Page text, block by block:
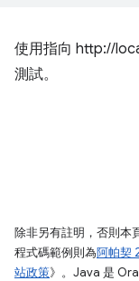
使用指向 http://
測試。
除非另有註明，否則本
程式碼範例則為阿帕契
站政策》。Java 是